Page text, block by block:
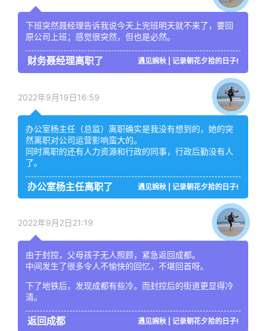
下班突然聂经理告诉我说今天上完班明天就不来了，要回
原公司上班；感觉很突然，但也是必然。
财务聂经理离职了 遇见婉秋 | 记录朝花夕拾的日子!
2022年9月19日16:59
办公室杨主任（总监）离职确实是我没有想到的，她的突
然离职对公司运营影响蛮大的。
同时离职的还有人力资源和行政的同事，行政后勤没有人
了。
办公室杨主任离职了 遇见婉秋 | 记录朝花夕拾的日子!
2022年9月2日21:19
由于封控，父母孩子无人照顾，紧急返回成都。
中间发生了很多令人不愉快的回忆，不堪回首呀。
下了地铁后，发现成都有些冷。而封控后的街道更显得冷
清。
返回成都 遇见婉秋 | 记录朝花夕拾的日子!